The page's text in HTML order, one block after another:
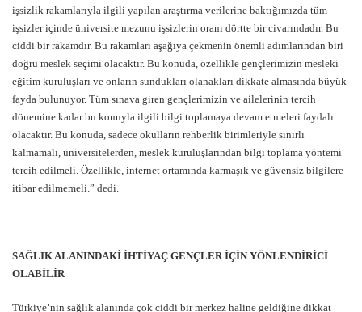
işsizlik rakamlarıyla ilgili yapılan araştırma verilerine baktığımızda tüm
işsizler içinde üniversite mezunu işsizlerin oranı dörtte bir civarındadır. Bu
ciddi bir rakamdır. Bu rakamları aşağıya çekmenin önemli adımlarından biri
doğru meslek seçimi olacaktır. Bu konuda, özellikle gençlerimizin mesleki
eğitim kuruluşları ve onların sundukları olanakları dikkate almasında büyük
fayda bulunuyor. Tüm sınava giren gençlerimizin ve ailelerinin tercih
dönemine kadar bu konuyla ilgili bilgi toplamaya devam etmeleri faydalı
olacaktır. Bu konuda, sadece okulların rehberlik birimleriyle sınırlı
kalmamalı, üniversitelerden, meslek kuruluşlarından bilgi toplama yöntemi
tercih edilmeli. Özellikle, internet ortamında karmaşık ve güvensiz bilgilere
itibar edilmemeli.” dedi.
SAĞLIK ALANINDAKİ İHTİYAÇ GENÇLER İÇİN YÖNLENDİRİCİ
OLABİLİR
Türkiye’nin sağlık alanında çok ciddi bir merkez haline geldiğine dikkat